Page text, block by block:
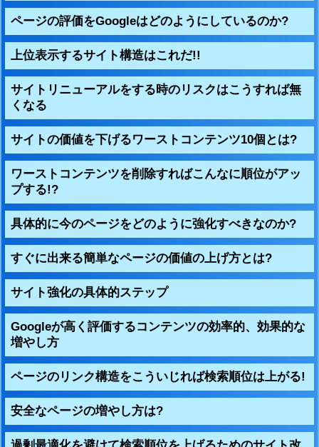
ページの評価をGoogleはどのようにしているのか?
上位表示するサイト構造はこれだ!!
サイトリニューアルをする時のリスクはこうすれば無
くなる
サイトの価値を下げるワーストコンテンツ10個とは?
ワーストコンテンツを削除すればこんなに順位がアッ
プする!?
具体的に今のページをどのように強化すべきなのか?
すぐに出来る簡単なページの価値の上げ方とは?
サイト強化の具体的ステップ
Googleが高く評価するコンテンツの効率的、効果的な
増やし方
ページのリンク構造をこういじれば検索順位は上がる!
安全なページの増やし方は?